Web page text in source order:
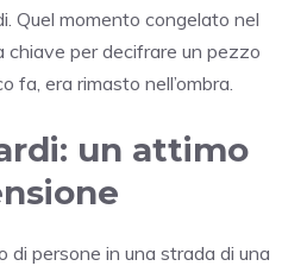
Quel momento congelato nel
chiave per decifrare un pezzo
fa, era rimasto nell’ombra.
un attimo
di persone in una strada di una